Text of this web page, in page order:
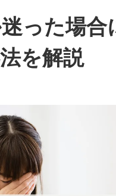
った場
を解説